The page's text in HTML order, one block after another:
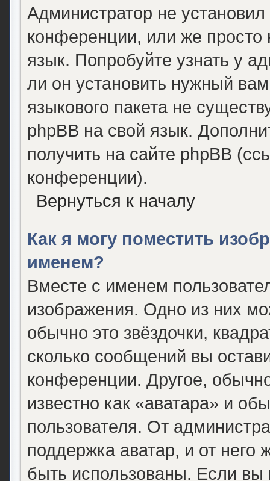
Администратор не
конференции, или же просто
язык. Попробуйте узнать у
ли он установить нужный
языкового пакета не
phpBB на свой язык.
получить на сайте phpBB
конференции).
Вернуться к началу
Как я могу поместить
именем?
Вместе с именем
изображения. Одно из них
обычно это звёздочки,
сколько сообщений вы
конференции. Другое,
известно как «аватара» и
пользователя. От
поддержка аватар, и от него
быть использованы. Если вы